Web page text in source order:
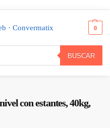
BUSCAR
0
en L de un nivel con estantes, 40kg, Roble Oscuro · XTF-CD186
con estantes, 40kg,